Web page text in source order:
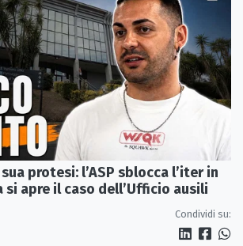
protesi: l’ASP sblocca l’iter in
si apre il caso dell’Ufficio ausili
Condividi su: